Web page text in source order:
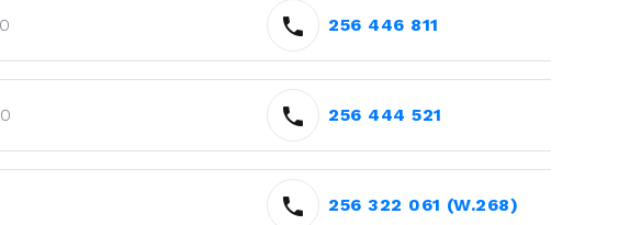
256 446 811
256 444 521
256 322 061 (W.268)